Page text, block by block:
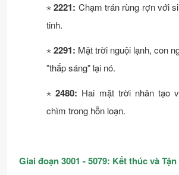
⋆2221: Chạm trán rùng rợn với
tinh.
⋆2291: Mặt trời nguội lạnh, con
"thắp sáng" lại nó.
⋆2480: Hai mặt trời nhân tạo
chìm trong hỗn loạn.
Giai đoạn 3001 - 5079: Kết thúc và